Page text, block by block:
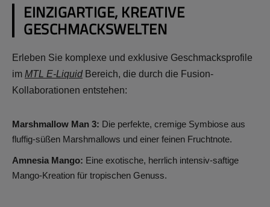
EINZIGARTIGE, KREATIVE
GESCHMACKSWELTEN
Erleben Sie komplexe und exklusive Geschmacksprofile
im MTL E-LiquidBereich, die durch die Fusion-
Kollaborationen entstehen:
Marshmallow Man 3: Die perfekte, cremige Symbiose aus
fluffig-süßen Marshmallows und einer feinen Fruchtnote.
Amnesia Mango: Eine exotische, herrlich intensiv-saftige
Mango-Kreation für tropischen Genuss.